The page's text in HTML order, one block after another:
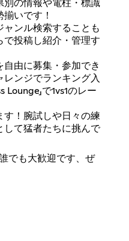
別の情報や電柱・標識
いです！
ンル検索することも
で投稿し紹介・管理す
由に募集・参加でき
レンジでランキング入
Lounge」で1vs1のレー
す！腕試しや日々の練
して猛者たちに挑んで
でも大歓迎です、ぜ